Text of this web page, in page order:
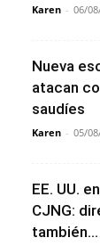
Karen - 06/
Nueva
atacan
saudíes
Karen - 05/
EE. UU.
CJNG:
también...